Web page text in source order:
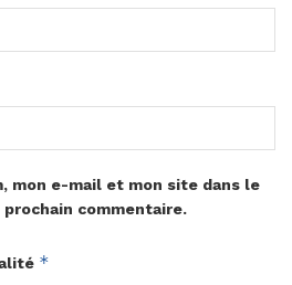
mon e-mail et mon site dans le
commentaire.
*